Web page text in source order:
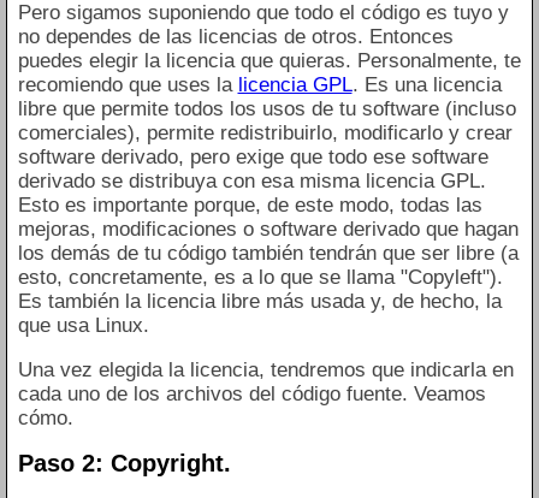
Pero sigamos suponiendo que todo el código es tuyo y
no dependes de las licencias de otros. Entonces
puedes elegir la licencia que quieras. Personalmente, te
recomiendo que uses la licencia GPL. Es una licencia
libre que permite todos los usos de tu software (incluso
comerciales), permite redistribuirlo, modificarlo y crear
software derivado, pero exige que todo ese software
derivado se distribuya con esa misma licencia GPL.
Esto es importante porque, de este modo, todas las
mejoras, modificaciones o software derivado que hagan
los demás de tu código también tendrán que ser libre (a
esto, concretamente, es a lo que se llama "Copyleft").
Es también la licencia libre más usada y, de hecho, la
que usa Linux.
Una vez elegida la licencia, tendremos que indicarla en
cada uno de los archivos del código fuente. Veamos
cómo.
Paso 2: Copyright.